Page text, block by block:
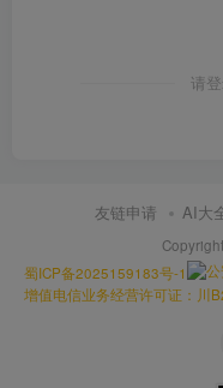
请
友链申请 AI大
蜀ICP备2025159183号-1
增值电信业务经营许可证：川